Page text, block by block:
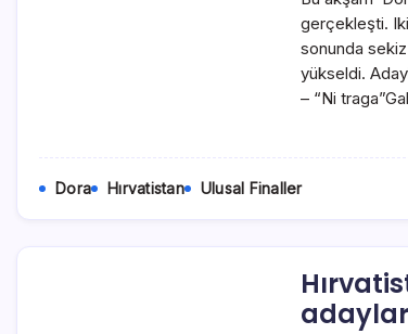
gerçekleşti.
sonunda
yükseldi.
– “Ni
Dora Hırvatistan Ulusal Finaller